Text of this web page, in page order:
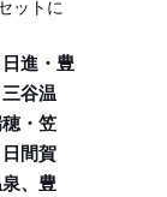
ットに
進・豊
谷温
・笠
間賀
、豊